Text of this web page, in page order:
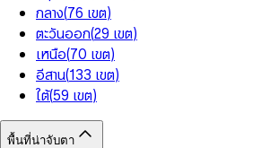
กลาง(76 เขต)
ตะวันออก(29 เขต)
เหนือ(70 เขต)
อีสาน(133 เขต)
ใต้(59 เขต)
พื้นที่น่าจับตา